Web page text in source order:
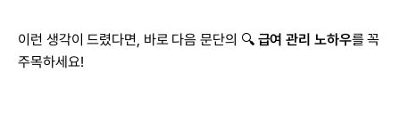
이런 생각이 드렸다면, 바로 다음 문단의 🔍 급여 관리 노하우를 꼭
주목하세요!